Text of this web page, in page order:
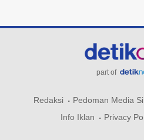
part of
Redaksi Pedoman Media
Info Iklan
Privacy